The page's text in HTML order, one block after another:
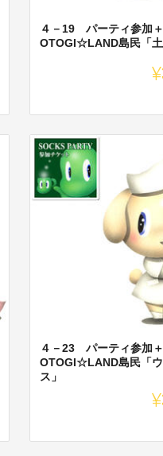
４－19 パーティ参加＋
OTOGI☆LAND島民「土
４－23 パーティ参加＋
OTOGI☆LAND島民「
ス」